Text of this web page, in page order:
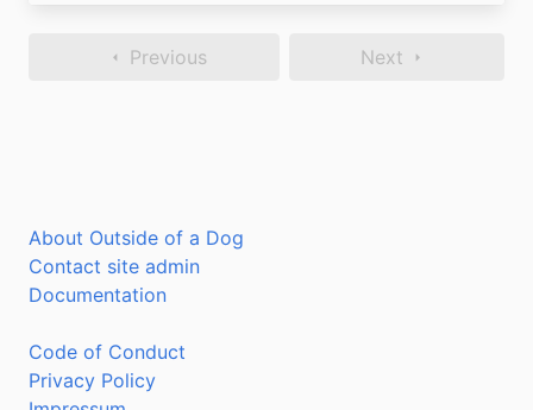
Previous Next
About Outside of a Dog
Contact site admin
Documentation
Code of Conduct
Privacy Policy